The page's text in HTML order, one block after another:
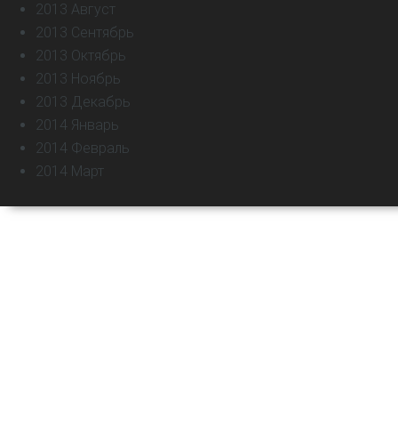
2013 Август
2013 Сентябрь
2013 Октябрь
2013 Ноябрь
2013 Декабрь
2014 Январь
2014 Февраль
2014 Март